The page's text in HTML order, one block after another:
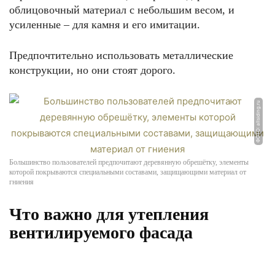
облицовочный материал с небольшим весом, и
усиленные – для камня и его имитации.
Предпочтительно использовать металлические
конструкции, но они стоят дорого.
ФОТО: allsiding.ru
Большинство пользователей предпочитают деревянную обрешётку, элементы
которой покрываются специальными составами, защищающими материал от
гниения
Что важно для утепления
вентилируемого фасада